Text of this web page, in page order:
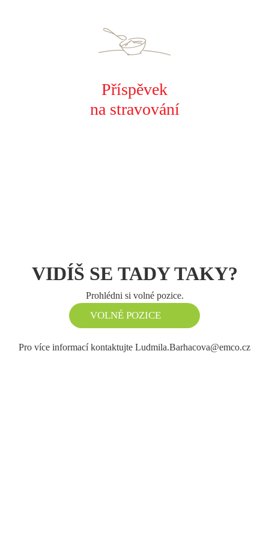
Příspěvek
na stravování
VIDÍŠ SE TADY TAKY?
Prohlédni si volné pozice.
VOLNÉ POZICE
Pro více informací kontaktujte Ludmila.Barhacova@emco.cz